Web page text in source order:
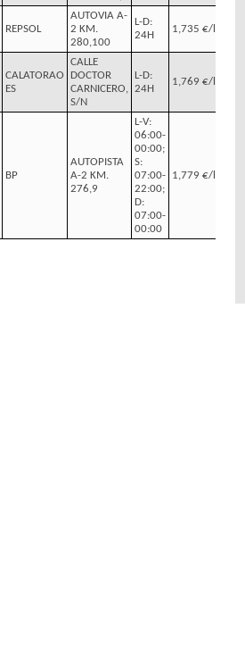
REPSOL
AUTOVIA A-
2 KM.
280,100
L-D:
24H
1,735 €/l
CALATORAO
ES
CALLE
DOCTOR
CARNICERO,
S/N
L-D:
24H
1,769 €/l
BP
AUTOPISTA
A-2 KM.
276,9
L-V:
06:00-
00:00;
S:
07:00-
22:00;
D:
07:00-
00:00
1,779 €/l